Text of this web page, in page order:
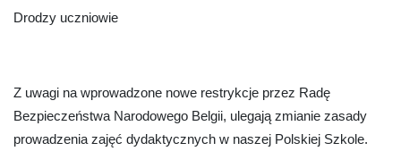
Drodzy uczniowie
Z uwagi na wprowadzone nowe restrykcje przez Radę
Bezpieczeństwa Narodowego Belgii, ulegają zmianie zasady
prowadzenia zajęć dydaktycznych w naszej Polskiej Szkole.